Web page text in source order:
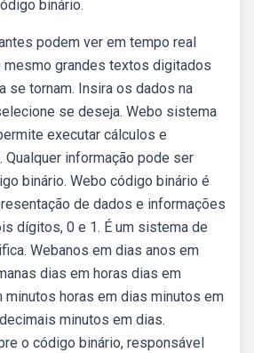
binário.
podem ver em tempo real
mesmo grandes textos digitados
se tornam. Insira os dados na
se deseja. Webo sistema
executar cálculos e
informação pode ser
binário. Webo código binário é
de dados e informações
dígitos, 0 e 1. É um sistema de
Webanos em dias anos em
dias em horas dias em
minutos horas em dias minutos em
minutos em dias.
o código binário, responsável